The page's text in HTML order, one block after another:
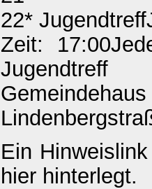
22*
Zeit:
Jugendtreff
Ein
hier hinterlegt.